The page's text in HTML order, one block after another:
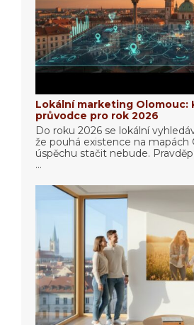
Lokální marketing Olomouc:
průvodce pro rok 2026
Do roku 2026 se lokální
že pouhá existence na mapách
úspěchu stačit nebude.
...